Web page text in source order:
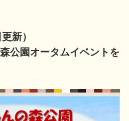
新）
公園オータムイベントを